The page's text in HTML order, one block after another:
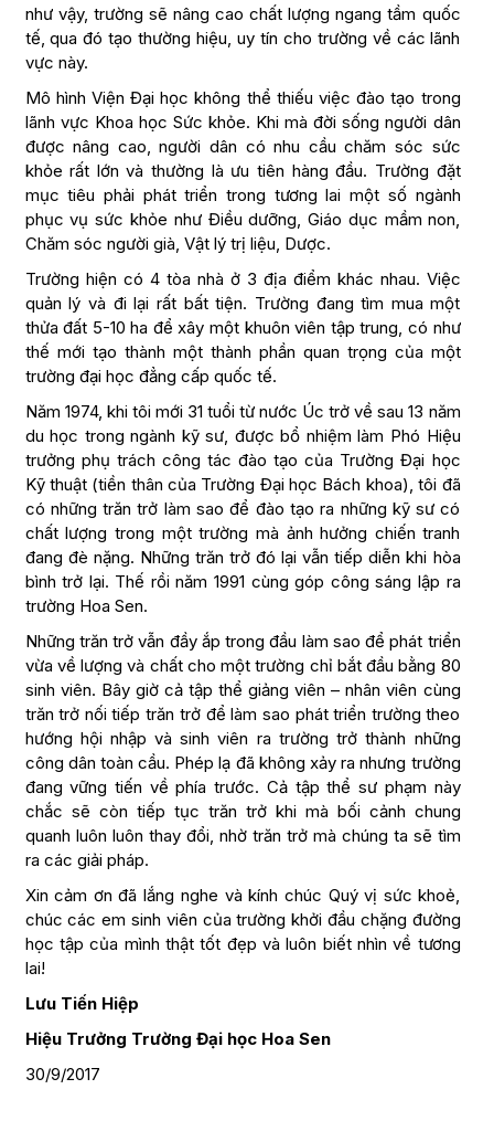
như vậy, trường sẽ nâng cao chất lượng ngang tầm quốc
tế, qua đó tạo thường hiệu, uy tín cho trường về các lãnh
vực này.
Mô hình Viện Đại học không thể thiếu việc đào tạo trong
lãnh vực Khoa học Sức khỏe. Khi mà đời sống người dân
được nâng cao, người dân có nhu cầu chăm sóc sức
khỏe rất lớn và thường là ưu tiên hàng đầu. Trường đặt
mục tiêu phải phát triển trong tương lai một số ngành
phục vụ sức khỏe như Điều dưỡng, Giáo dục mầm non,
Chăm sóc người già, Vật lý trị liệu, Dược.
Trường hiện có 4 tòa nhà ở 3 địa điểm khác nhau. Việc
quản lý và đi lại rất bất tiện. Trường đang tìm mua một
thửa đất 5-10 ha để xây một khuôn viên tập trung, có như
thế mới tạo thành một thành phần quan trọng của một
trường đại học đẳng cấp quốc tế.
Năm 1974, khi tôi mới 31 tuổi từ nước Úc trở về sau 13 năm
du học trong ngành kỹ sư, được bổ nhiệm làm Phó Hiệu
trưởng phụ trách công tác đào tạo của Trường Đại học
Kỹ thuật (tiền thân của Trường Đại học Bách khoa), tôi đã
có những trăn trở làm sao để đào tạo ra những kỹ sư có
chất lượng trong một trường mà ảnh hưởng chiến tranh
đang đè nặng. Những trăn trở đó lại vẫn tiếp diễn khi hòa
bình trở lại. Thế rồi năm 1991 cùng góp công sáng lập ra
trường Hoa Sen.
Những trăn trở vẫn đầy ắp trong đầu làm sao để phát triển
vừa về lượng và chất cho một trường chỉ bắt đầu bằng 80
sinh viên. Bây giờ cả tập thể giảng viên – nhân viên cùng
trăn trở nối tiếp trăn trở để làm sao phát triển trường theo
hướng hội nhập và sinh viên ra trường trở thành những
công dân toàn cầu. Phép lạ đã không xảy ra nhưng trường
đang vững tiến về phía trước. Cả tập thể sư phạm này
chắc sẽ còn tiếp tục trăn trở khi mà bối cảnh chung
quanh luôn luôn thay đổi, nhờ trăn trở mà chúng ta sẽ tìm
ra các giải pháp.
Xin cảm ơn đã lắng nghe và kính chúc Quý vị sức khoẻ,
chúc các em sinh viên của trường khởi đầu chặng đường
học tập của mình thật tốt đẹp và luôn biết nhìn về tương
lai!
Lưu Tiến Hiệp
Hiệu Trưởng Trường Đại học Hoa Sen
30/9/2017